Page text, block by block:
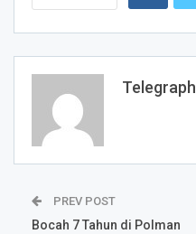
Telegraph
PREV POST
Bocah 7 Tahun di Polman